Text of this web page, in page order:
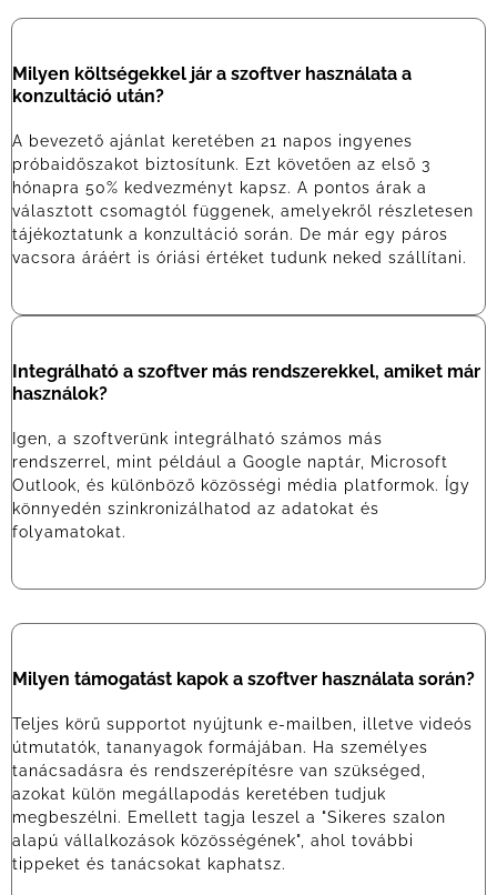
Milyen költségekkel jár a szoftver használata a
konzultáció után?
A bevezető ajánlat keretében 21 napos ingyenes
próbaidőszakot biztosítunk. Ezt követően az első 3
hónapra 50% kedvezményt kapsz. A pontos árak a
választott csomagtól függenek, amelyekről részletesen
tájékoztatunk a konzultáció során. De már egy páros
vacsora áráért is óriási értéket tudunk neked szállítani.
Integrálható a szoftver más rendszerekkel, amiket már
használok?
Igen, a szoftverünk integrálható számos más
rendszerrel, mint például a Google naptár, Microsoft
Outlook, és különböző közösségi média platformok. Így
könnyedén szinkronizálhatod az adatokat és
folyamatokat.
Milyen támogatást kapok a szoftver használata során?
Teljes körű supportot nyújtunk e-mailben, illetve videós
útmutatók, tananyagok formájában. Ha személyes
tanácsadásra és rendszerépítésre van szükséged,
azokat külön megállapodás keretében tudjuk
megbeszélni. Emellett tagja leszel a "Sikeres szalon
alapú vállalkozások közösségének", ahol további
tippeket és tanácsokat kaphatsz.